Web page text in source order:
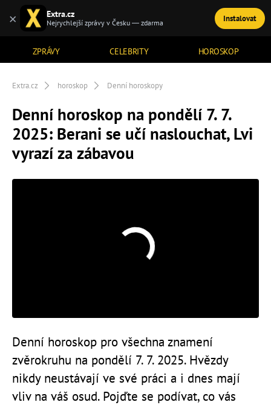
ZPRÁVY CELEBRITY HOROSKOP
TÉMATA
Extra.cz horoskop Denní horoskopy
Denní horoskop na pondělí 7. 7.
2025: Berani se učí naslouchat, Lvi
vyrazí za zábavou
Denní horoskop pro všechna znamení
zvěrokruhu na pondělí 7. 7. 2025. Hvězdy
nikdy neustávají ve své práci a i dnes mají
vliv na váš osud. Pojďte se podívat, co vás
× Extra.cz
Nejrychlejší zprávy v Česku — zdarma Instalovat